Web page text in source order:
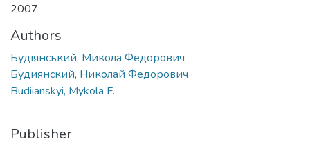
2007
Authors
Будіянський, Микола Федорович
Будиянский, Николай Федорович
Budiianskyi, Mykola F.
Publisher